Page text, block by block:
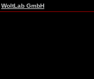
WoltLab GmbH